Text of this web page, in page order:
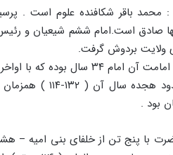
: محمد باقر شکافنده علوم است .
ولایت بردوش گرفت.
که با اواخر حکومت امویان واوایل حکومت عباسیان مصادف می‌باشد .
بود .